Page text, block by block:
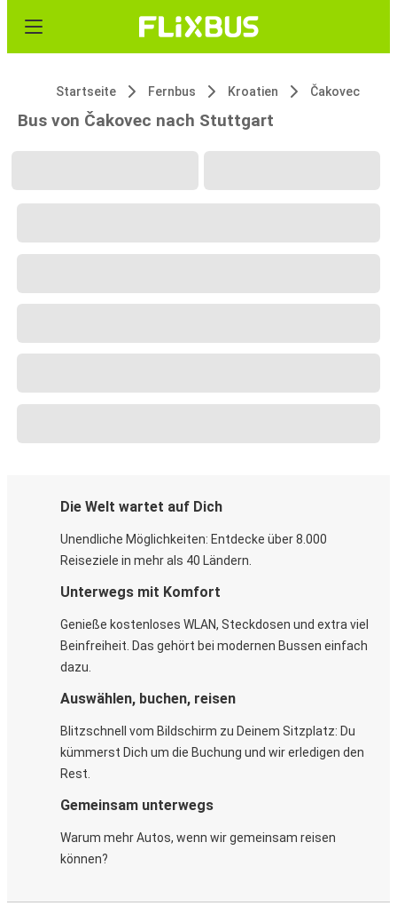
Startseite Fernbus Kroatien Čakovec
Bus von Čakovec nach Stuttgart
Die Welt wartet auf Dich
Unendliche Möglichkeiten: Entdecke über 8.000
Reiseziele in mehr als 40 Ländern.
Unterwegs mit Komfort
Genieße kostenloses WLAN, Steckdosen und extra viel
Beinfreiheit. Das gehört bei modernen Bussen einfach
dazu.
Auswählen, buchen, reisen
Blitzschnell vom Bildschirm zu Deinem Sitzplatz: Du
kümmerst Dich um die Buchung und wir erledigen den
Rest.
Gemeinsam unterwegs
Warum mehr Autos, wenn wir gemeinsam reisen
können?